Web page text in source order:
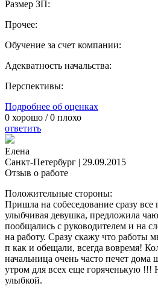
Размер ЗП:
Прочее:
Обучение за счет компании:
Адекватность начальства:
Перспективы:
Подробнее об оценках
0 хорошо /0 плохо
ответить
Елена
Санкт-Петербург | 29.09.2015
Отзыв о работе
Положительные стороны:
Пришла на собеседование сразу все
улыбчивая девушка, предложила
пообщались с руководителем и на
на работу. Сразу скажу что работы
п как и обещали, всегда вовремя!
начальница очень часто печет дома
утром для всех еще горяченькую !!!
улыбкой.